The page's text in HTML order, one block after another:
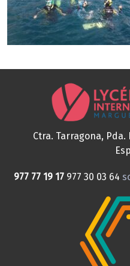
Ctra. Tarragona, Pda.
977 77 19 17 977 30 03 64